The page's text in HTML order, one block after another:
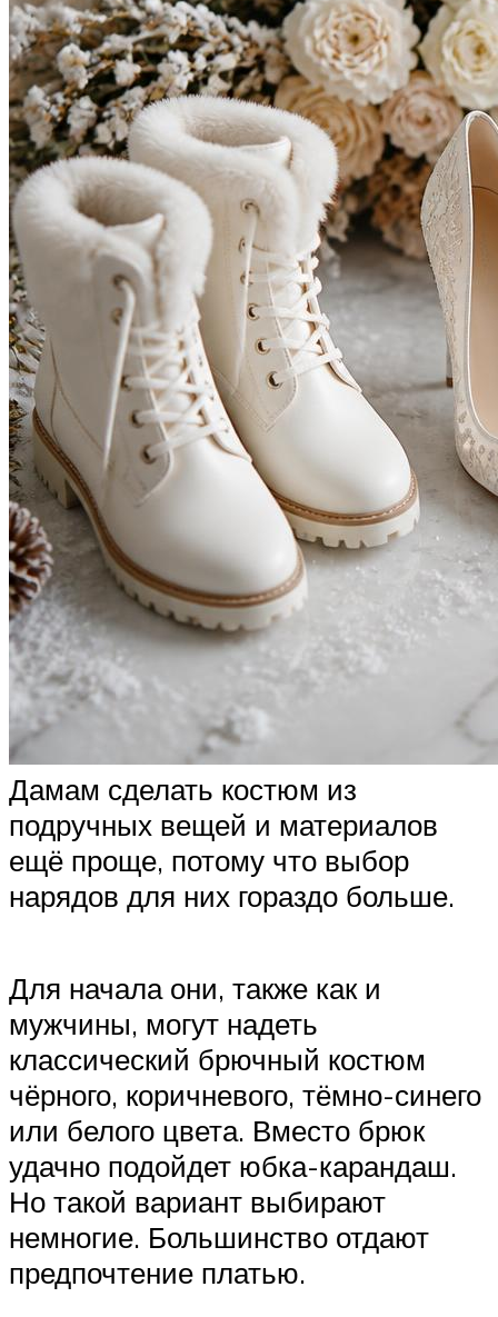
Дамам сделать костюм из
подручных вещей и материалов
ещё проще, потому что выбор
нарядов для них гораздо больше.
Для начала они, также как и
мужчины, могут надеть
классический брючный костюм
чёрного, коричневого, тёмно-синего
или белого цвета. Вместо брюк
удачно подойдет юбка-карандаш.
Но такой вариант выбирают
немногие. Большинство отдают
предпочтение платью.